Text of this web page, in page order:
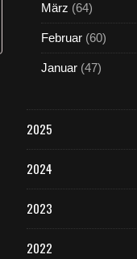
März (64)
Februar (60)
Januar (47)
2025
2024
2023
2022